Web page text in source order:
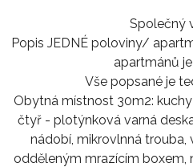
Společný
Popis JEDNÉ poloviny/
apartmánů
Vše popsané je
Obytná místnost 30m2:
čtyř - plotýnková varná
nádobí, mikrovlnná trouba,
odděleným mrazícím boxem,